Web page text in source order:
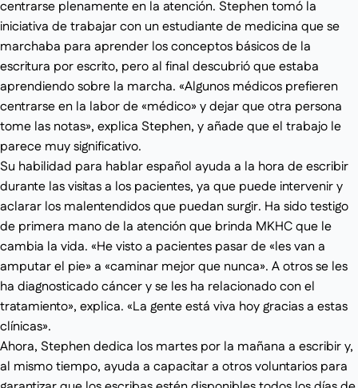
centrarse plenamente en la atención. Stephen tomó la
iniciativa de trabajar con un estudiante de medicina que se
marchaba para aprender los conceptos básicos de la
escritura por escrito, pero al final descubrió que estaba
aprendiendo sobre la marcha. «Algunos médicos prefieren
centrarse en la labor de «médico» y dejar que otra persona
tome las notas», explica Stephen, y añade que el trabajo le
parece muy significativo.
Su habilidad para hablar español ayuda a la hora de escribir
durante las visitas a los pacientes, ya que puede intervenir y
aclarar los malentendidos que puedan surgir. Ha sido testigo
de primera mano de la atención que brinda MKHC que le
cambia la vida. «He visto a pacientes pasar de «les van a
amputar el pie» a «caminar mejor que nunca». A otros se les
ha diagnosticado cáncer y se les ha relacionado con el
tratamiento», explica. «La gente está viva hoy gracias a estas
clínicas».
Ahora, Stephen dedica los martes por la mañana a escribir y,
al mismo tiempo, ayuda a capacitar a otros voluntarios para